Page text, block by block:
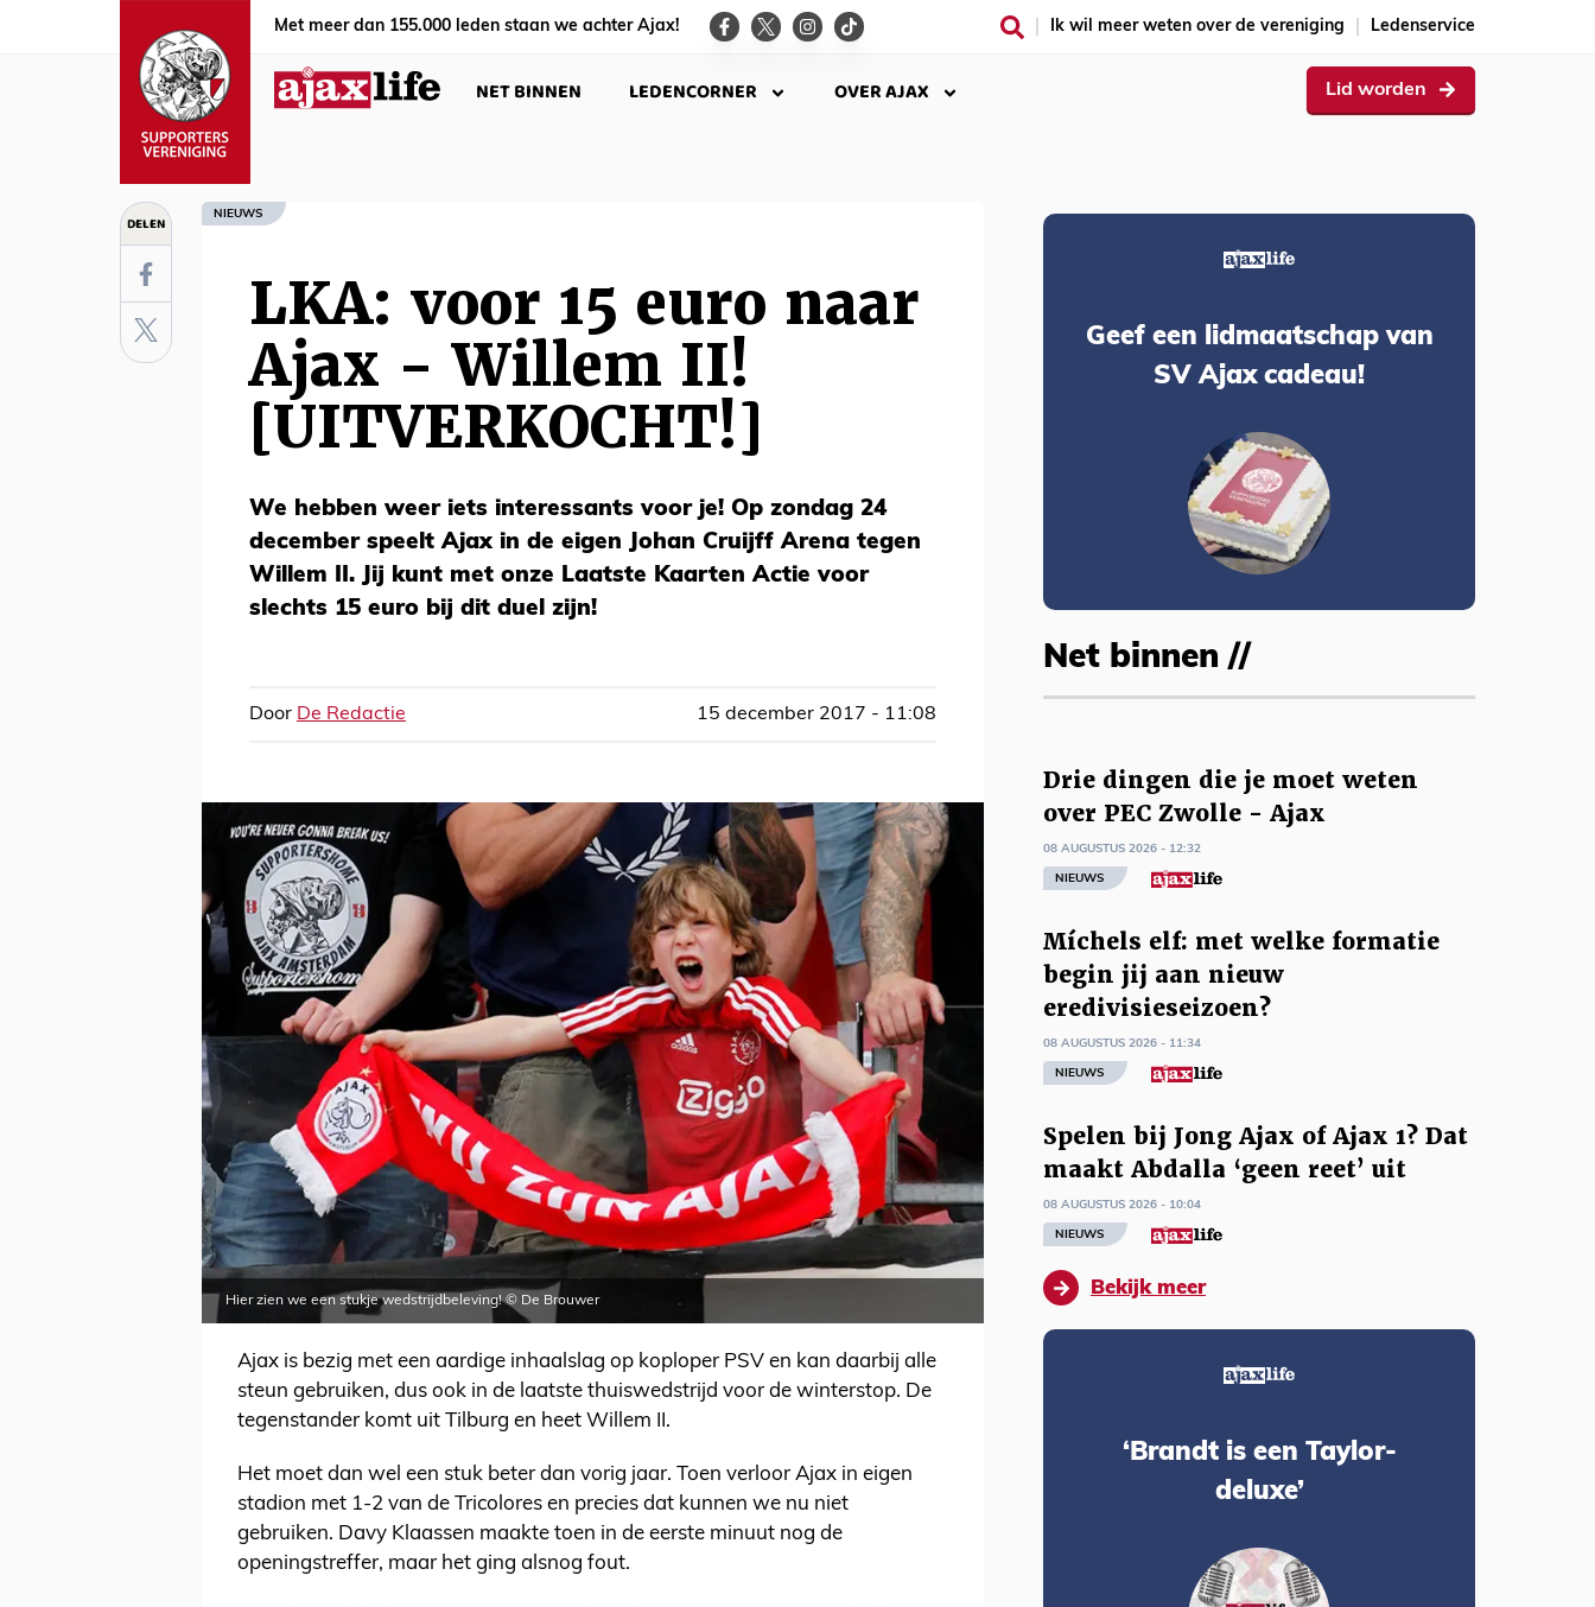
Met meer dan 155.000 leden staan we achter Ajax! Ik wil meer weten over de vereniging Ledenservice
NET BINNEN LEDENCORNER OVER AJAX Lid worden
DELEN NIEUWS
LKA: voor 15 euro naar
Ajax - Willem II!
[UITVERKOCHT!]
We hebben weer iets interessants voor je! Op zondag 24
december speelt Ajax in de eigen Johan Cruijff Arena tegen
Willem II. Jij kunt met onze Laatste Kaarten Actie voor
slechts 15 euro bij dit duel zijn!
Door De Redactie 15 december 2017 - 11:08
Hier zien we een stukje wedstrijdbeleving! © De Brouwer
Ajax is bezig met een aardige inhaalslag op koploper PSV en kan daarbij alle
steun gebruiken, dus ook in de laatste thuiswedstrijd voor de winterstop. De
tegenstander komt uit Tilburg en heet Willem II.
Het moet dan wel een stuk beter dan vorig jaar. Toen verloor Ajax in eigen
stadion met 1-2 van de Tricolores en precies dat kunnen we nu niet
gebruiken. Davy Klaassen maakte toen in de eerste minuut nog de
openingstreffer, maar het ging alsnog fout.
Geef een lidmaatschap van
SV Ajax cadeau!
Net binnen //
Drie dingen die je moet weten
over PEC Zwolle - Ajax
08 AUGUSTUS 2026 - 12:32
NIEUWS
Míchels elf: met welke formatie
begin jij aan nieuw
eredivisieseizoen?
08 AUGUSTUS 2026 - 11:34
NIEUWS
Spelen bij Jong Ajax of Ajax 1? Dat
maakt Abdalla ‘geen reet’ uit
08 AUGUSTUS 2026 - 10:04
NIEUWS
Bekijk meer
‘Brandt is een Taylor-
deluxe’